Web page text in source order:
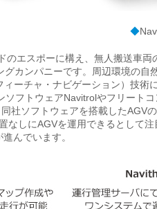
◆
のエスポーに構え、無人搬送車両
カンパニーです。周辺環境の自
ーチャ・ナビゲーション）技術
ソフトウェアNavitrolやフリート
社ソフトウェアを搭載したAGV
なしにAGVを運用できるとして
んでいます。